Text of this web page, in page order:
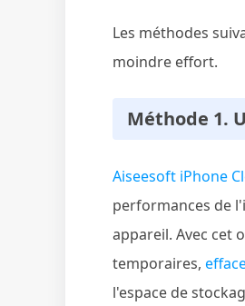
Les méthodes
moindre effort.
Méthode 1.
Aiseesoft iPhone
performances de
appareil. Avec cet
temporaires,
l'espace de